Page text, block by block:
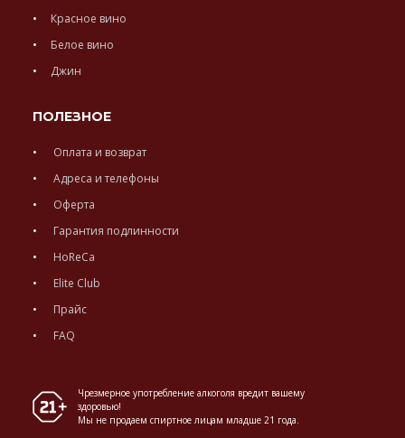
Красное вино
Белое вино
Джин
ПОЛЕЗНОЕ
Оплата и возврат
Адреса и телефоны
Оферта
Гарантия подлинности
HoReCa
Elite Club
Прайс
FAQ
Чрезмерное употребление алкоголя вредит вашему
здоровью!
Мы не продаем спиртное лицам младше 21 года.